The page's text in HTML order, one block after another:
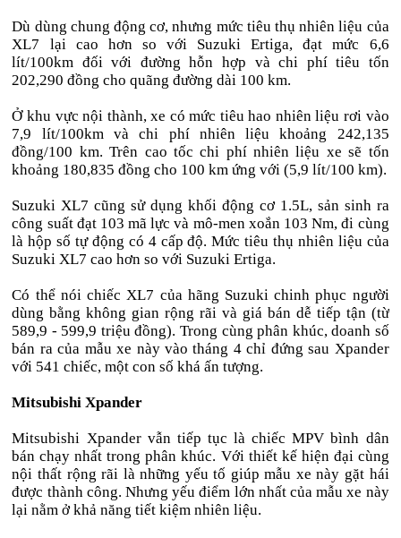
Dù dùng chung động cơ, nhưng mức tiêu thụ nhiên liệu của
XL7 lại cao hơn so với Suzuki Ertiga, đạt mức 6,6
lít/100km đối với đường hỗn hợp và chi phí tiêu tốn
202,290 đồng cho quãng đường dài 100 km.
Ở khu vực nội thành, xe có mức tiêu hao nhiên liệu rơi vào
7,9 lít/100km và chi phí nhiên liệu khoảng 242,135
đồng/100 km. Trên cao tốc chi phí nhiên liệu xe sẽ tốn
khoảng 180,835 đồng cho 100 km ứng với (5,9 lít/100 km).
Suzuki XL7 cũng sử dụng khối động cơ 1.5L, sản sinh ra
công suất đạt 103 mã lực và mô-men xoắn 103 Nm, đi cùng
là hộp số tự động có 4 cấp độ. Mức tiêu thụ nhiên liệu của
Suzuki XL7 cao hơn so với Suzuki Ertiga.
Có thể nói chiếc XL7 của hãng Suzuki chinh phục người
dùng bằng không gian rộng rãi và giá bán dễ tiếp tận (từ
589,9 - 599,9 triệu đồng). Trong cùng phân khúc, doanh số
bán ra của mẫu xe này vào tháng 4 chỉ đứng sau Xpander
với 541 chiếc, một con số khá ấn tượng.
Mitsubishi Xpander
Mitsubishi Xpander vẫn tiếp tục là chiếc MPV bình dân
bán chạy nhất trong phân khúc. Với thiết kế hiện đại cùng
nội thất rộng rãi là những yếu tố giúp mẫu xe này gặt hái
được thành công. Nhưng yếu điểm lớn nhất của mẫu xe này
lại nằm ở khả năng tiết kiệm nhiên liệu.